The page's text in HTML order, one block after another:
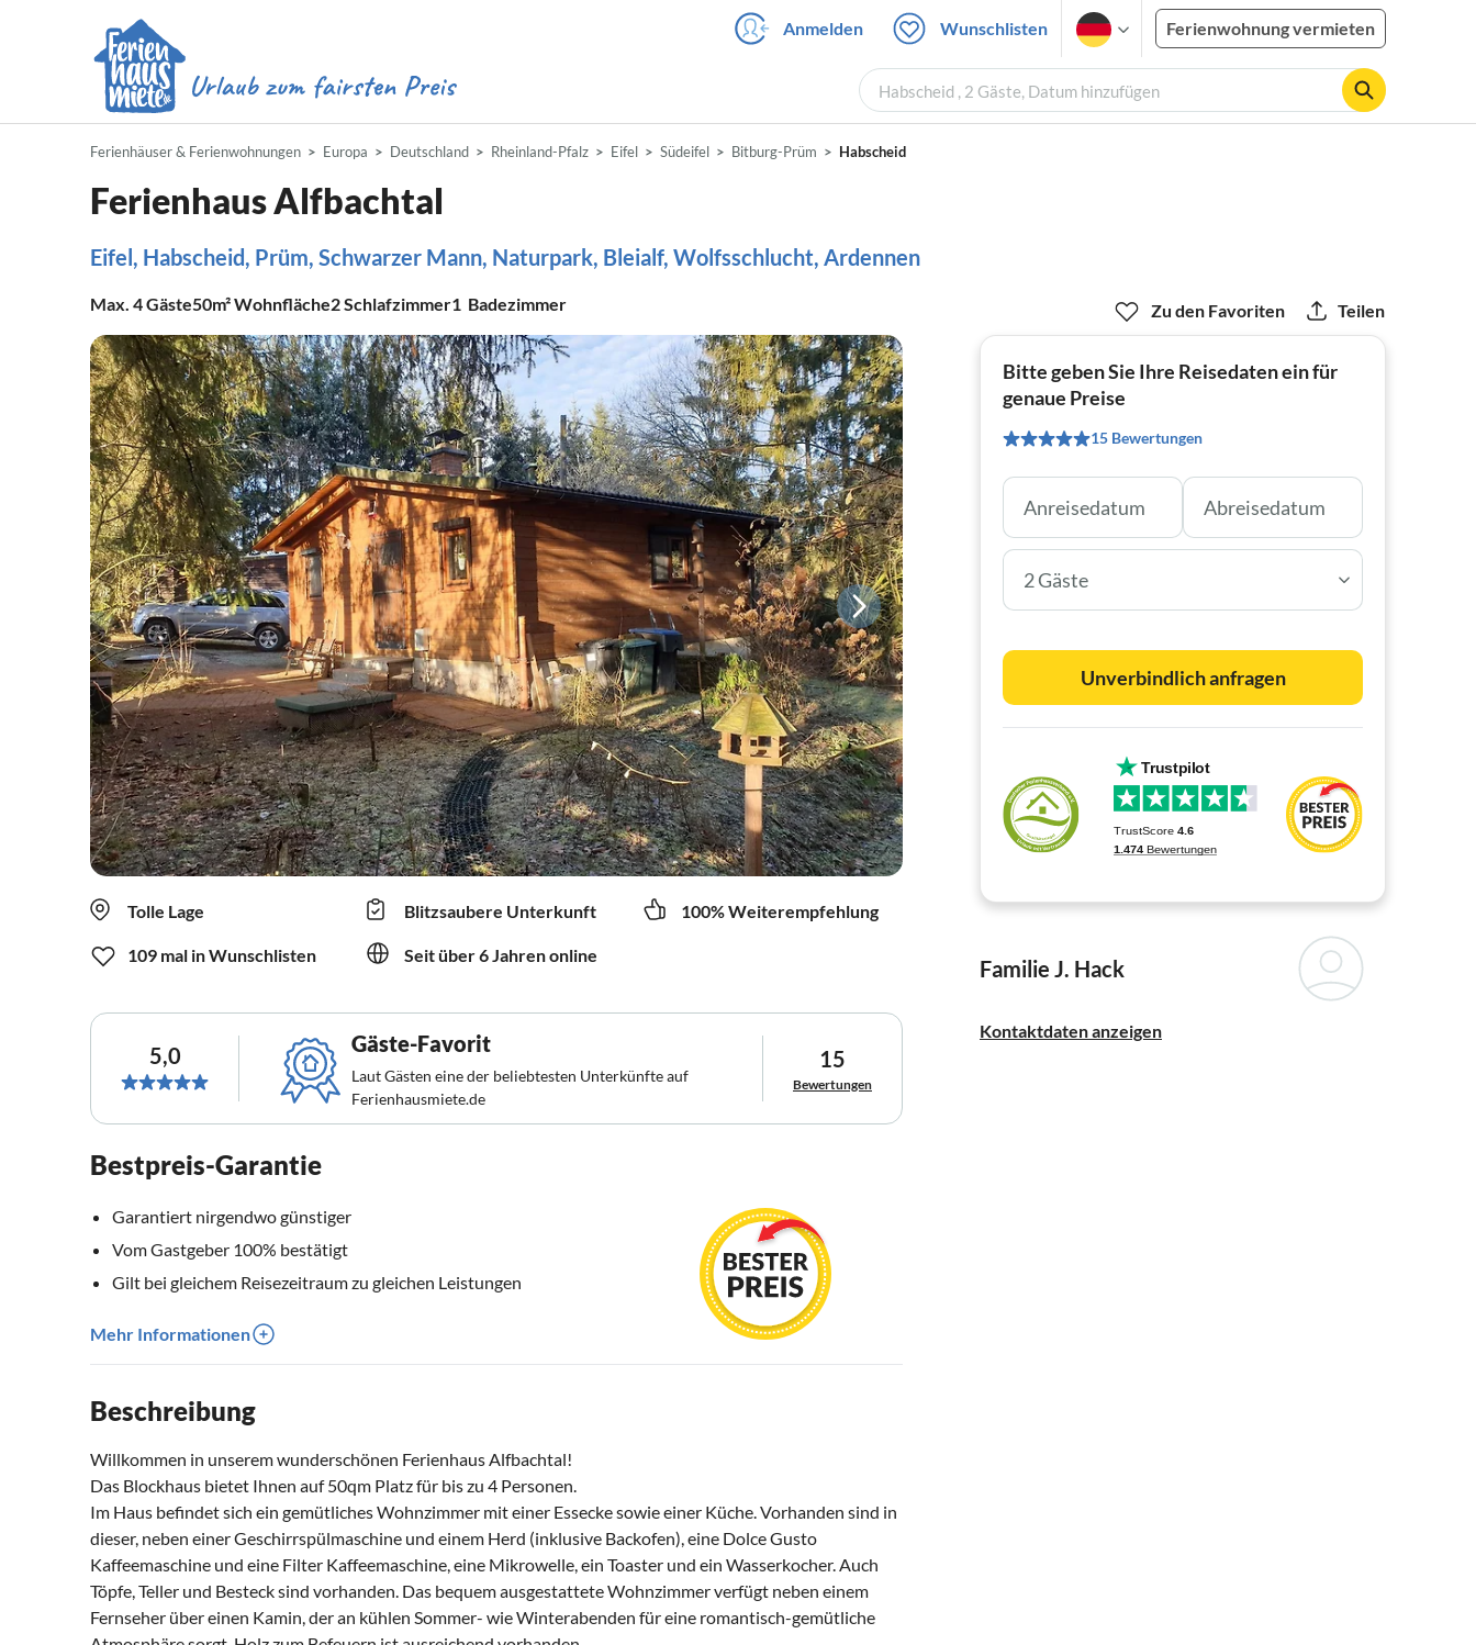
Anmelden Wunschlisten Ferienwohnung vermieten
Habscheid , 2 Gäste, Datum hinzufügen
Ferienhäuser & Ferienwohnungen Europa Deutschland Rheinland-Pfalz Eifel Südeifel Bitburg-Prüm Habscheid
Ferienhaus Alfbachtal
Eifel, Habscheid, Prüm, Schwarzer Mann, Naturpark, Bleialf, Wolfsschlucht, Ardennen
Max. 4Gäste50m²Wohnfläche2Schlafzimmer1 Badezimmer
Tolle Lage Blitzsaubere Unterkunft 100% Weiterempfehlung
109 mal in Wunschlisten Seit über 6 Jahren online
5,0 Gäste-Favorit
Laut Gästen eine der beliebtesten Unterkünfte auf
Ferienhausmiete.de
15
Bewertungen
Bestpreis-Garantie
Garantiert nirgendwo günstiger
Vom Gastgeber 100% bestätigt
Gilt bei gleichem Reisezeitraum zu gleichen Leistungen
Mehr Informationen
Beschreibung
Willkommen in unserem wunderschönen Ferienhaus Alfbachtal!
Das Blockhaus bietet Ihnen auf 50qm Platz für bis zu 4 Personen.
Im Haus befindet sich ein gemütliches Wohnzimmer mit einer Essecke sowie einer Küche. Vorhanden sind in
dieser, neben einer Geschirrspülmaschine und einem Herd (inklusive Backofen), eine Dolce Gusto
Kaffeemaschine und eine Filter Kaffeemaschine, eine Mikrowelle, ein Toaster und ein Wasserkocher. Auch
Töpfe, Teller und Besteck sind vorhanden. Das bequem ausgestattete Wohnzimmer verfügt neben einem
Fernseher über einen Kamin, der an kühlen Sommer- wie Winterabenden für eine romantisch-gemütliche
Zu den Favoriten Teilen
Bitte geben Sie Ihre Reisedaten ein für
genaue Preise
15 Bewertungen
2 Gäste
Unverbindlich anfragen
Familie J. Hack
Kontaktdaten anzeigen